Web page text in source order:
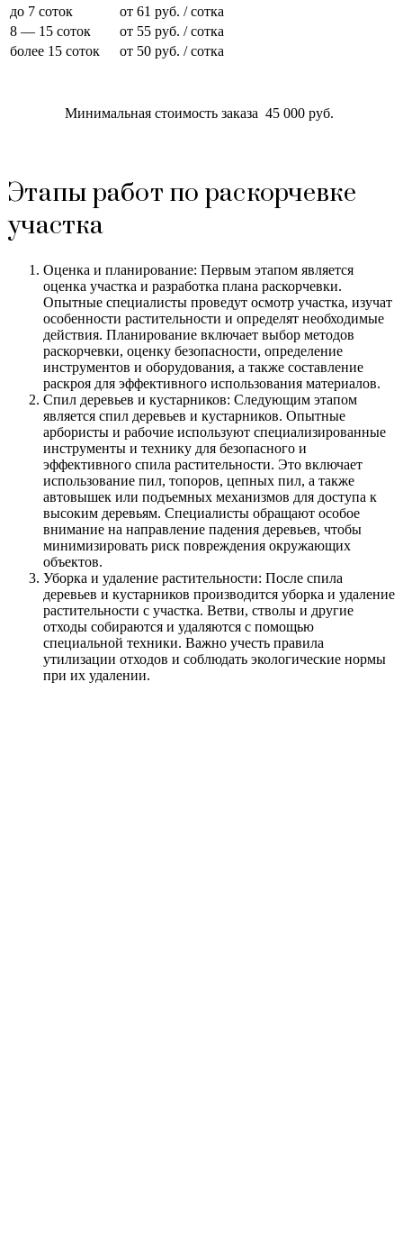
до 7 соток
от 61 руб. / сотка
8 — 15 соток
от 55 руб. / сотка
более 15 соток
от 50 руб. / сотка
Минимальная стоимость заказа 45 000 руб.
Этапы работ по раскорчевке
участка
Оценка и планирование: Первым этапом является
оценка участка и разработка плана раскорчевки.
Опытные специалисты проведут осмотр участка, изучат
особенности растительности и определят необходимые
действия. Планирование включает выбор методов
раскорчевки, оценку безопасности, определение
инструментов и оборудования, а также составление
раскроя для эффективного использования материалов.
Спил деревьев и кустарников: Следующим этапом
является спил деревьев и кустарников. Опытные
арбористы и рабочие используют специализированные
инструменты и технику для безопасного и
эффективного спила растительности. Это включает
использование пил, топоров, цепных пил, а также
автовышек или подъемных механизмов для доступа к
высоким деревьям. Специалисты обращают особое
внимание на направление падения деревьев, чтобы
минимизировать риск повреждения окружающих
объектов.
Уборка и удаление растительности: После спила
деревьев и кустарников производится уборка и удаление
растительности с участка. Ветви, стволы и другие
отходы собираются и удаляются с помощью
специальной техники. Важно учесть правила
утилизации отходов и соблюдать экологические нормы
при их удалении.